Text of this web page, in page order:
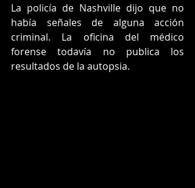
La policía de Nashville dijo que no
había señales de alguna acción
criminal. La oficina del médico
forense todavía no publica los
resultados de la autopsia.